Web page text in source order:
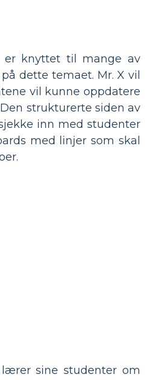
knyttet til mange av
dette temaet. Mr. X vil
vil kunne oppdatere
strukturerte siden av
inn med studenter
med linjer som skal
sine studenter om